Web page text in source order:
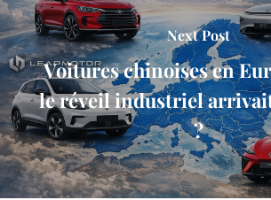
Next Post
Voitures chinoises en
le réveil industriel
?